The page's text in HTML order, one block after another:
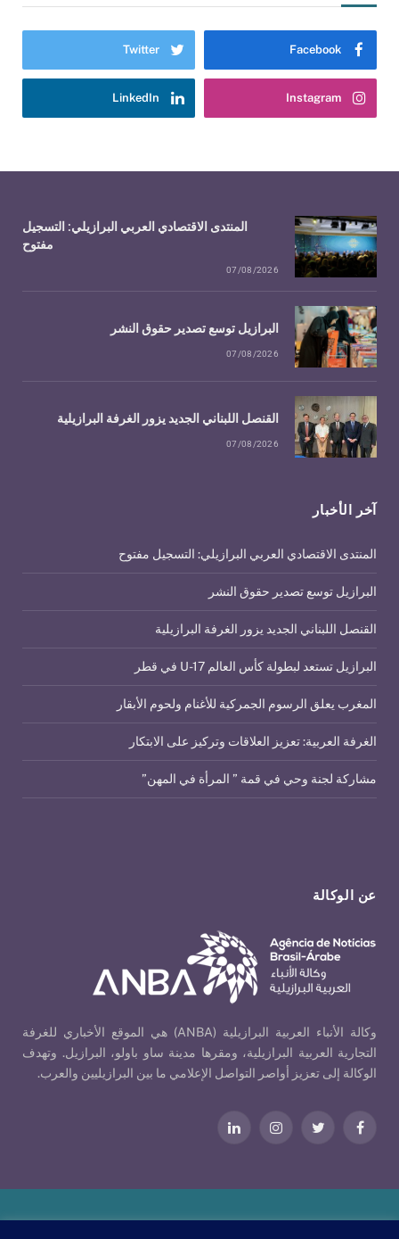
Facebook
Twitter
Instagram
LinkedIn
عن الوكالة
وكالة الأنباء العربية البرازيلية (ANBA) هي الموقع الأخباري للغرفة
التجارية العربية البرازيلية، ومقرها مدينة ساو باولو، البرازيل. وتهدف
الوكالة إلى تعزيز أواصر التواصل الإعلامي ما بين البرازيليين والعرب.
فيسبوكتويتر الانستغراملينكدإن
آخر الأخبار
المنتدى الاقتصادي العربي البرازيلي: التسجيل مفتوح
البرازيل توسع تصدير حقوق النشر
القنصل اللبناني الجديد يزور الغرفة البرازيلية
البرازيل تستعد لبطولة كأس العالم U-17 في قطر
المغرب يعلق الرسوم الجمركية للأغنام ولحوم الأبقار
الغرفة العربية: تعزيز العلاقات وتركيز على الابتكار
مشاركة لجنة وحي في قمة ” المرأة في المهن”
المنتدى الاقتصادي العربي البرازيلي: التسجيل
مفتوح
07/08/2026
البرازيل توسع تصدير حقوق النشر
07/08/2026
القنصل اللبناني الجديد يزور الغرفة البرازيلية
07/08/2026